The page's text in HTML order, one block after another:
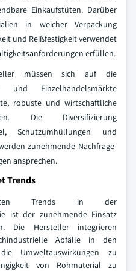
Einkaufstüten. Darüber
in weicher Verpackung
und Reißfestigkeit verwendet
erfüllen.
müssen sich auf die
und Einzelhandelsmärkte
robuste und wirtschaftliche
Die Diversifizierung
Schutzumhüllungen und
zunehmende Nachfrage-
ansprechen.
Trends
Trends in der
ist der zunehmende Einsatz
Die Hersteller integrieren
Abfälle in den
Umweltauswirkungen zu
von Rohmaterial zu